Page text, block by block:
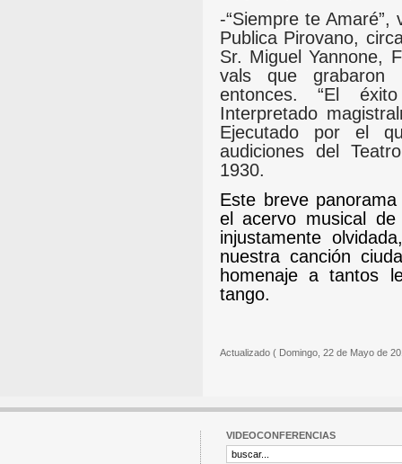
-“Siempre te
Publica Pirovano,
Sr. Miguel Yannone,
vals que grabaron
entonces. “El
Interpretado
Ejecutado por el
audiciones del
1930.
Este breve
el acervo musical
injustamente
nuestra canción
homenaje a tantos
tango.
Actualizado ( Domingo, 22 de Mayo de
VIDEOCONFERENCIAS